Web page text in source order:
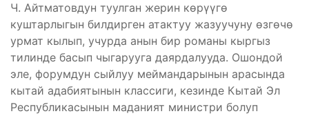
Ч. Айтматовдун туулган жерин көрүүгө
куштарлыгын билдирген атактуу жазуучуну өзгөчө
урмат кылып, учурда анын бир романы кыргыз
тилинде басып чыгарууга даярдалууда. Ошондой
эле, форумдун сыйлуу меймандарынын арасында
кытай адабиятынын классиги, кезинде Кытай Эл
Республикасынын маданият министри болуп